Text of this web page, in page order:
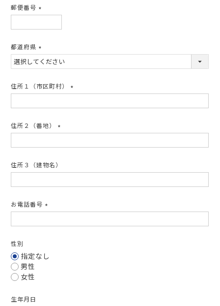
郵便番号
須)
都道府県
(必
須)
住所１（市区町村）
須)
住所２（番地）
須)
住所３（建物名）
お電話番号
須)
性別
指定なし
男性
女性
生年月日